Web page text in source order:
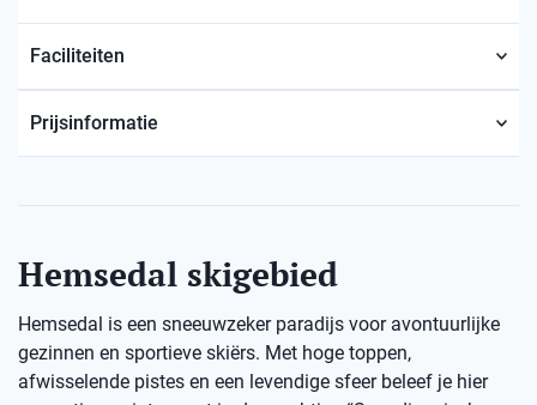
Faciliteiten
Prijsinformatie
Hemsedal skigebied
Hemsedal is een sneeuwzeker paradijs voor avontuurlijke
gezinnen en sportieve skiërs. Met hoge toppen,
afwisselende pistes en een levendige sfeer beleef je hier